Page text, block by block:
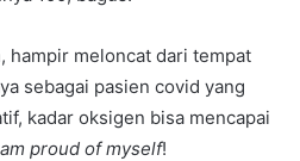
hampir meloncat dari tempat
sebagai pasien covid yang
kadar oksigen bisa mencapai
proud of myself!